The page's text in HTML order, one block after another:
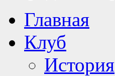
Главная
Клуб
История